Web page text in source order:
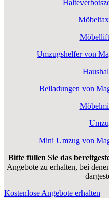
Umzugshelfer von
Beiladungen von
Mini Umzug von
Bitte füllen Sie das
Angebote zu erhalten, bei
Kostenlose Angebote erhalten